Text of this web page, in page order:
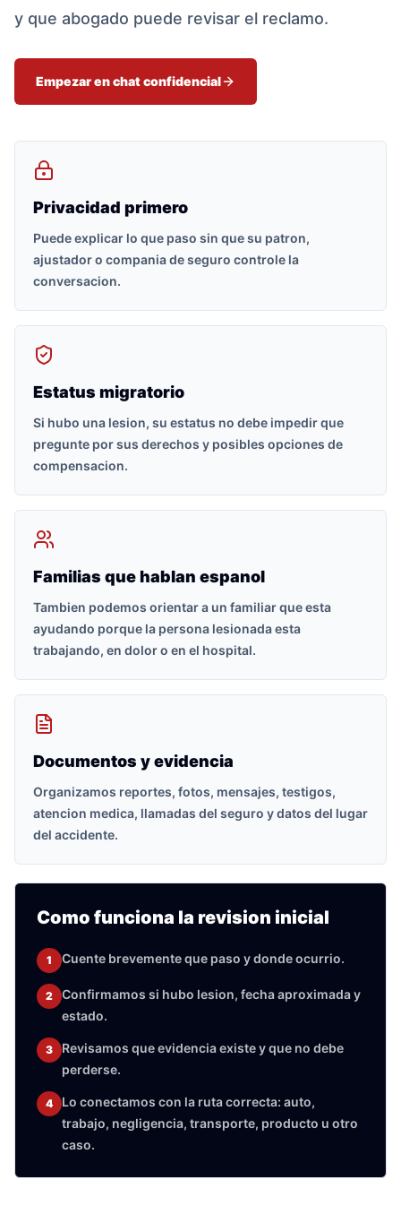
y que abogado puede revisar el reclamo.
Empezar en chat confidencial
Privacidad primero
Puede explicar lo que paso sin que su patron,
ajustador o compania de seguro controle la
conversacion.
Estatus migratorio
Si hubo una lesion, su estatus no debe impedir que
pregunte por sus derechos y posibles opciones de
compensacion.
Familias que hablan espanol
Tambien podemos orientar a un familiar que esta
ayudando porque la persona lesionada esta
trabajando, en dolor o en el hospital.
Documentos y evidencia
Organizamos reportes, fotos, mensajes, testigos,
atencion medica, llamadas del seguro y datos del lugar
del accidente.
Como funciona la revision inicial
1 Cuente brevemente que paso y donde ocurrio.
2
Confirmamos si hubo lesion, fecha aproximada y
estado.
3
Revisamos que evidencia existe y que no debe
perderse.
4
Lo conectamos con la ruta correcta: auto,
trabajo, negligencia, transporte, producto u otro
caso.